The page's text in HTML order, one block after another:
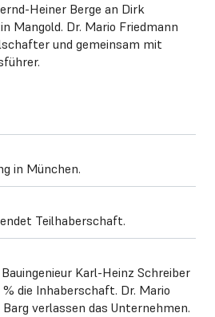
Heiner Berge an Dirk
Mangold. Dr. Mario Friedmann
und gemeinsam mit
in München.
Teilhaberschaft.
Karl-Heinz Schreiber
die Inhaberschaft. Dr. Mario
verlassen das Unternehmen.